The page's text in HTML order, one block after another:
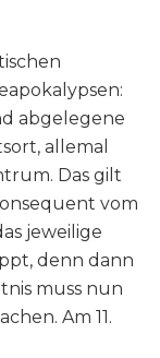
abgelegene
allemal
Das gilt
vom
jeweilige
denn dann
muss nun
Am 11.